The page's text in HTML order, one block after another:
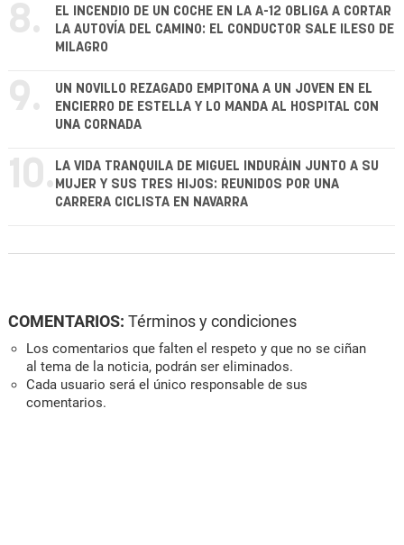
8.
EL INCENDIO DE UN COCHE EN LA A-12 OBLIGA A CORTAR
LA AUTOVÍA DEL CAMINO: EL CONDUCTOR SALE ILESO DE
MILAGRO
9.
UN NOVILLO REZAGADO EMPITONA A UN JOVEN EN EL
ENCIERRO DE ESTELLA Y LO MANDA AL HOSPITAL CON
UNA CORNADA
10. LA VIDA TRANQUILA DE MIGUEL INDURÁIN JUNTO A SU
MUJER Y SUS TRES HIJOS: REUNIDOS POR UNA
CARRERA CICLISTA EN NAVARRA
COMENTARIOS: Términos y condiciones
Los comentarios que falten el respeto y que no se ciñan
al tema de la noticia, podrán ser eliminados.
Cada usuario será el único responsable de sus
comentarios.